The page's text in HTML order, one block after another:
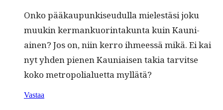
Onko pääkaupunkiseudul­la mielestäsi joku
muukin ker­mankuor­in­takun­ta kuin Kau­ni­
ainen? Jos on, niin ker­ro ihmeessä mikä. Ei kai
nyt yhden pienen Kau­ni­aisen takia tarvitse
koko metropo­lialuet­ta myllätä?
Vastaa